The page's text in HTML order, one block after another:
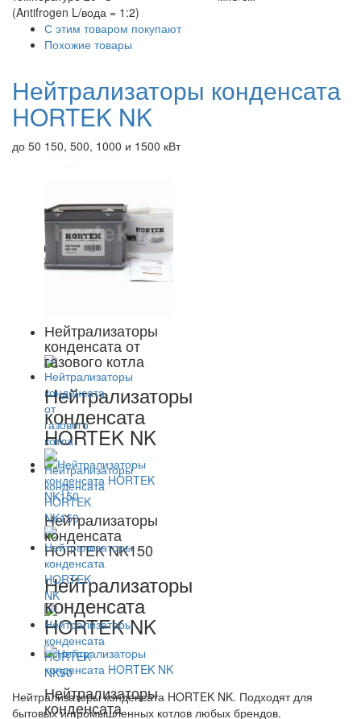
(Antifrogen L/вода = 1:2)
С этим товаром покупают
Похожие товары
Нейтрализаторы конденсата
HORTEK NK
до 50 150, 500, 1000 и 1500 кВт
Нейтрализаторы
конденсата от
газового котла
Нейтрализаторы
конденсата
HORTEK NK
Нейтрализаторы
конденсата
HORTEK NK150
Нейтрализаторы
конденсата
HORTEK NK
Нейтрализаторы
конденсата
Нейтрализаторы конденсата HORTEK NK. Подходят для
бытовых и промышленных котлов любых брендов.